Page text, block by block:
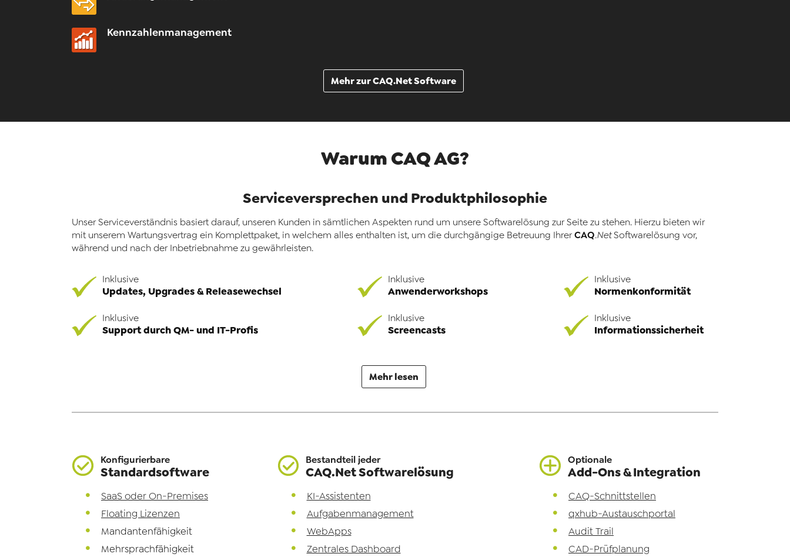
Kennzahlenmanagement
Mehr zur CAQ.Net Software
Warum CAQ AG?
Serviceversprechen und Produktphilosophie
Unser Serviceverständnis basiert darauf, unseren Kunden in sämtlichen Aspekten rund um unsere Softwarelösung zur Seite zu stehen. Hierzu bieten wir
mit unserem Wartungsvertrag ein Komplettpaket, in welchem alles enthalten ist, um die durchgängige Betreuung IhrerCAQ.NetSoftwarelösung vor,
während und nach der Inbetriebnahme zu gewährleisten.
Inklusive
Updates, Upgrades & Releasewechsel
Inklusive
Support durch QM- und IT-Profis
Inklusive
Anwenderworkshops
Inklusive
Screencasts
Inklusive
Normenkonformität
Inklusive
Informationssicherheit
Mehr lesen
Konfigurierbare
Standardsoftware
SaaS oder On-Premises
Floating Lizenzen
Mandantenfähigkeit
Mehrsprachfähigkeit
Bestandteil jeder
CAQ.Net Softwarelösung
KI-Assistenten
Aufgabenmanagement
WebApps
Zentrales Dashboard
Optionale
Add-Ons & Integration
CAQ-Schnittstellen
qxhub-Austauschportal
Audit Trail
CAD-Prüfplanung